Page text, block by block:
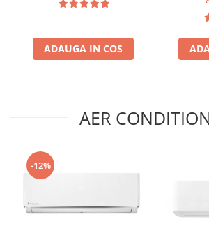
cm, Alb
ADAUGA IN COS
AER
-12%